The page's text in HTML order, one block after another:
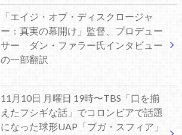
「エイジ・オブ・ディスクロージャ
ー：真実の幕開け」監督、プロデュー
サー ダン・ファラー氏インタビュー
の一部翻訳
11月10日 月曜日 19時〜TBS「口を揃
えたフシギな話」でコロンビアで話題
になった球形UAP「ブガ・スフィア」